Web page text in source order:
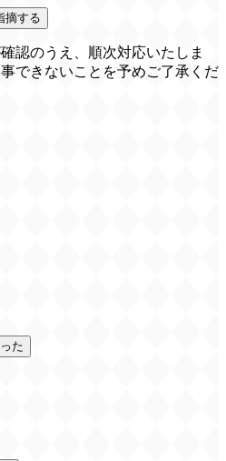
摘する
認のうえ、順次対応いたしま
できないことを予めご了承くだ
た